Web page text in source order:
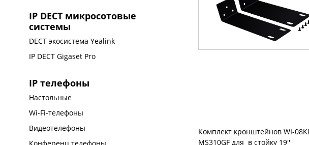
IP DECT микросотовые
системы
DECT экосистема Yealink
IP DECT Gigaset Pro
IP телефоны
Настольные
Wi-Fi-телефоны
Видеотелефоны
Комплект кронштейнов WI-
MS310GF для в стойку 19''